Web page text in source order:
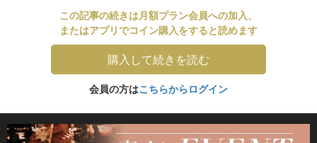
この記事の続きは月額プラン会員への加入、
またはアプリでコイン購入をすると読めます
購入して続きを読む
会員の方はこちらからログイン